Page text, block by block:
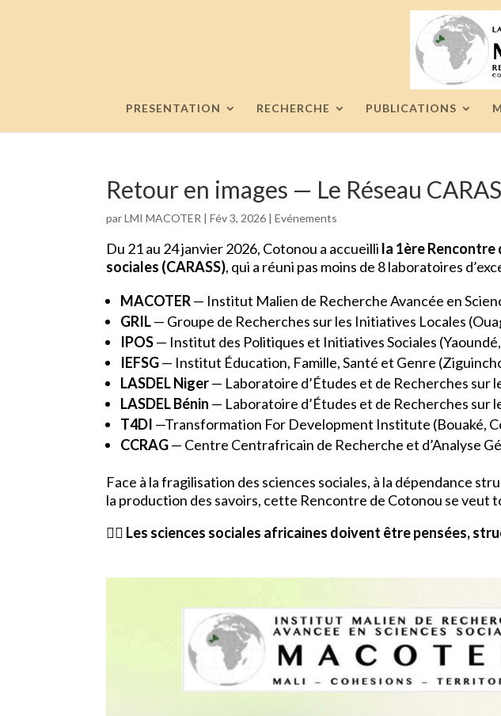
PRESENTATION RECHERCHE PUBLICATIONS
Retour en images — Le Réseau
parLMI MACOTER |Fév 3, 2026 |Evénements
Du 21 au 24 janvier 2026, Cotonou a accueilli la 1ère Rencontre
sociales (CARASS), qui a réuni pas moins de 8 laboratoires
MACOTER— Institut Malien de Recherche Avancée en
GRIL— Groupe de Recherches sur les Initiatives Locales
IPOS— Institut des Politiques et Initiatives Sociales
IEFSG— Institut Éducation, Famille, Santé et Genre
LASDEL Niger— Laboratoire d’Études et de Recherches sur
LASDEL Bénin — Laboratoire d’Études et de Recherches sur
T4DI —Transformation For Development Institute (Bouaké,
CCRAG— Centre Centrafricain de Recherche et d’Analyse
Face à la fragilisation des sciences sociales, à la dépendance
la production des savoirs, cette Rencontre de Cotonou se veut
👉🏾 Les sciences sociales africaines doivent être pensées,